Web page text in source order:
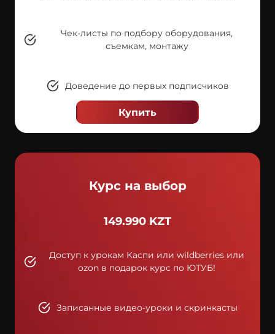
Чек-листы по подбору оборудования,
съемкам, монтажу
Доведение до первых подписчиков
Купить
Курс на выбор
149.990 KZT
Доступ к урокам Каспи или wildberries или
ozon в подарок курс по ЮТУБ!
Записанные видео-уроки и скринкасты